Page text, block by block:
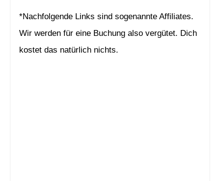
*Nachfolgende Links sind sogenannte Affiliates.
Wir werden für eine Buchung also vergütet. Dich
kostet das natürlich nichts.